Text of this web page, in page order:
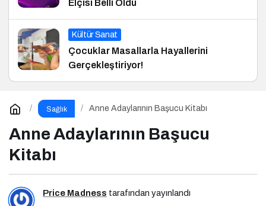
Elçisi Belli Oldu
Kültür Sanat
Çocuklar Masallarla Hayallerini
Gerçekleştiriyor!
Sağlık Anne Adaylarının Başucu Kitabı
Anne Adaylarının Başucu
Kitabı
Price Madness tarafından yayınlandı